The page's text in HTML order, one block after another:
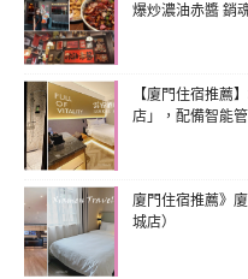
爆炒濃油赤醬 銷
【廈門住宿推薦
店」，配備智能
廈門住宿推薦》
城店）